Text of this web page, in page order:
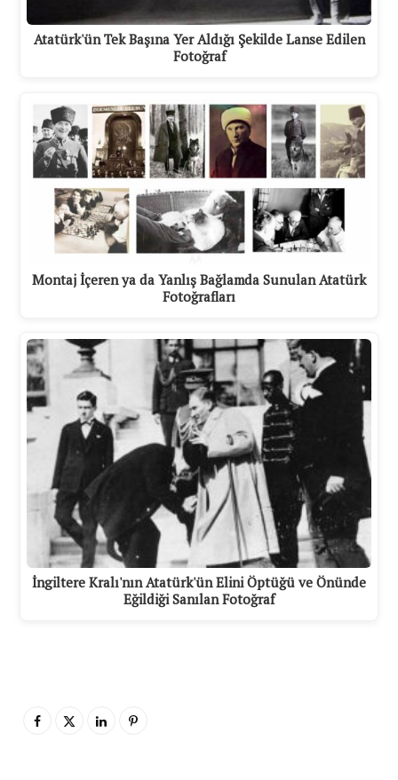
Atatürk'ün Tek Başına Yer Aldığı Şekilde Lanse Edilen
Fotoğraf
Montaj İçeren ya da Yanlış Bağlamda Sunulan Atatürk
Fotoğrafları
İngiltere Kralı'nın Atatürk'ün Elini Öptüğü ve Önünde
Eğildiği Sanılan Fotoğraf